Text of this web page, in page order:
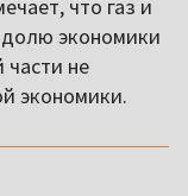
что газ и
экономики
части не
экономики.